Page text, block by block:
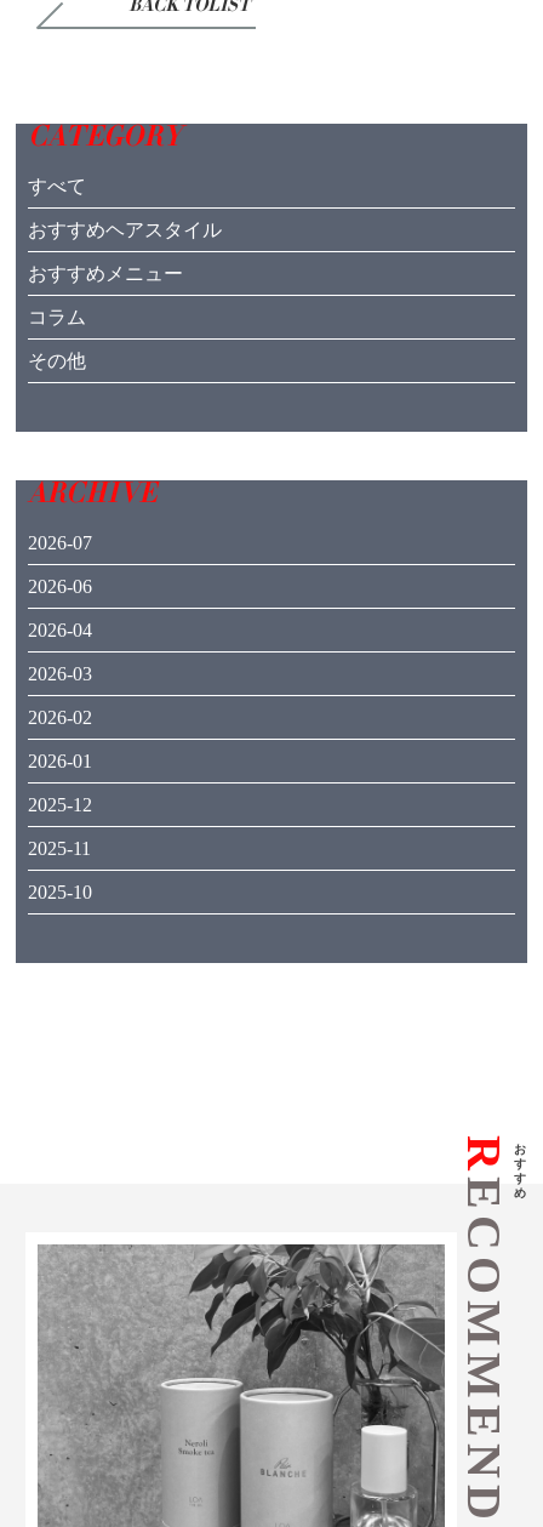
BACK TOLIST
CATEGORY
すべて
おすすめヘアスタイル
おすすめメニュー
コラム
その他
ARCHIVE
2026-07
2026-06
2026-04
2026-03
2026-02
2026-01
2025-12
2025-11
2025-10
おすすめ
R
ECOMMEND